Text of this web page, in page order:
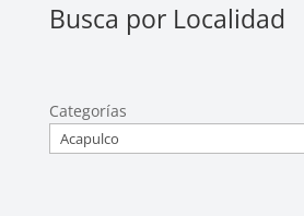
Busca por Localidad
Categorías